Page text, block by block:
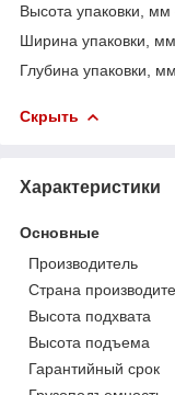
Высота упаковки, мм
Ширина упаковки,
Глубина упаковки,
Скрыть
Характеристики
Основные
Производитель
Страна
Высота подхвата
Высота подъема
Гарантийный срок